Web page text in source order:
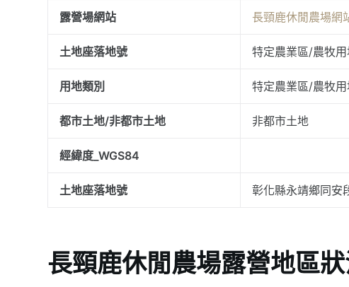
露營場網站 長頸鹿休閒農場網
土地座落地號 特定農業區/農牧
用地類別 特定農業區/農牧
都市土地/非都市土地 非都市土地
經緯度_WGS84
土地座落地號 彰化縣永靖鄉同
長頸鹿休閒農場露營地區